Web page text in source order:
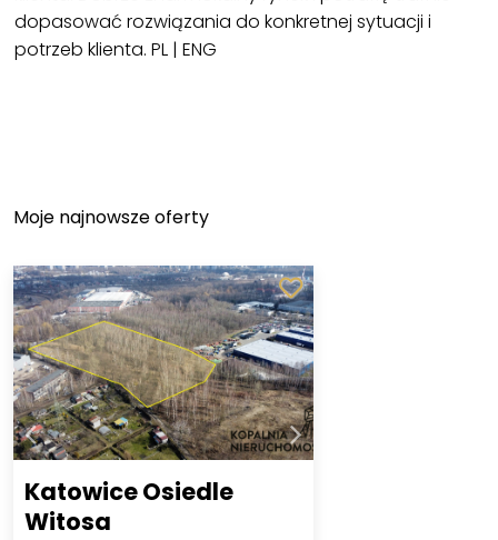
dopasować rozwiązania do konkretnej sytuacji i
potrzeb klienta. PL | ENG
Moje najnowsze oferty
Katowice Osiedle
Witosa